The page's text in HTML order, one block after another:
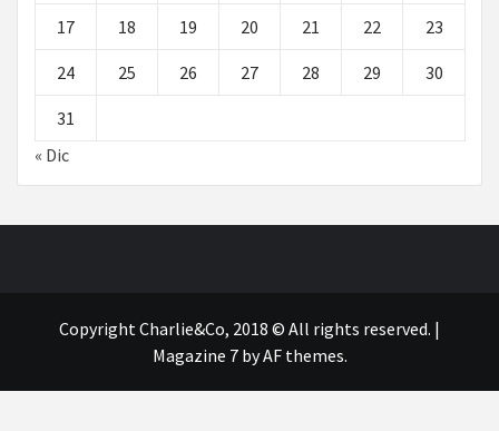
17 18 19 20 21 22 23
24 25 26 27 28 29 30
31
« Dic
Copyright Charlie&Co, 2018 © All rights reserved. |
Magazine 7by AF themes.